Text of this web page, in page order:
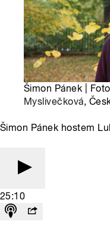
Šimon Pánek |
Myslivečková,
Šimon Pánek hostem
25:10